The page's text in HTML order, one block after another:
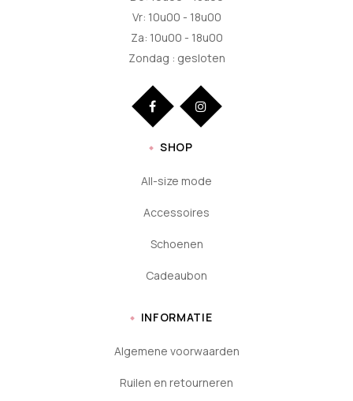
Vr: 10u00 - 18u00
Za: 10u00 - 18u00
Zondag : gesloten
SHOP
All-size mode
Accessoires
Schoenen
Cadeaubon
INFORMATIE
Algemene voorwaarden
Ruilen en retourneren